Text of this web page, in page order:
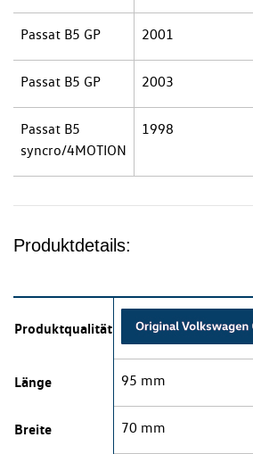
Passat B5 GP 2001
Passat B5 GP 2003
Passat B5
syncro/4MOTION
1998
Produktdetails:
Produktqualität
Länge 95 mm
Breite 70 mm